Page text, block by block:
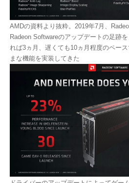
AMDの資料より抜粋。2019年7月、
Radeon Softwareのアップデートの足跡
れば3ヵ月、遅くても10ヵ月程度のペー
まな機能を実装してきた